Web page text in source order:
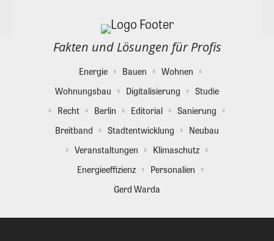
Fakten und Lösungen für Profis
Energie Bauen
Wohnen
Wohnungsbau
Digitalisierung
Studie
Recht
Berlin Editorial
Sanierung
Breitband
Stadtentwicklung
Neubau
Veranstaltungen
Klimaschutz
Energieeffizienz
Personalien
Gerd Warda